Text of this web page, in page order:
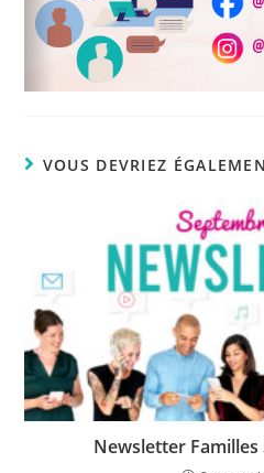
VOUS DEVRIEZ
Newsletter Familles